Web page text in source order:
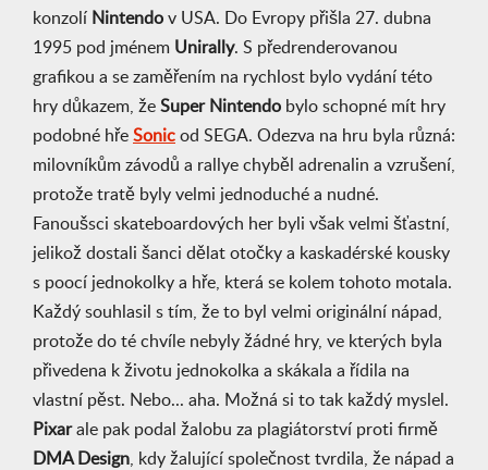
konzolí Nintendo v USA. Do Evropy přišla 27. dubna
1995 pod jménem Unirally. S předrenderovanou
grafikou a se zaměřením na rychlost bylo vydání této
hry důkazem, že Super Nintendo bylo schopné mít hry
podobné hře Sonic od SEGA. Odezva na hru byla různá:
milovníkům závodů a rallye chyběl adrenalin a vzrušení,
protože tratě byly velmi jednoduché a nudné.
Fanoušsci skateboardových her byli však velmi šťastní,
jelikož dostali šanci dělat otočky a kaskadérské kousky
s poocí jednokolky a hře, která se kolem tohoto motala.
Každý souhlasil s tím, že to byl velmi originální nápad,
protože do té chvíle nebyly žádné hry, ve kterých byla
přivedena k životu jednokolka a skákala a řídila na
vlastní pěst. Nebo... aha. Možná si to tak každý myslel.
Pixarale pak podal žalobu za plagiátorství proti firmě
DMA Design, kdy žalující společnost tvrdila, že nápad a